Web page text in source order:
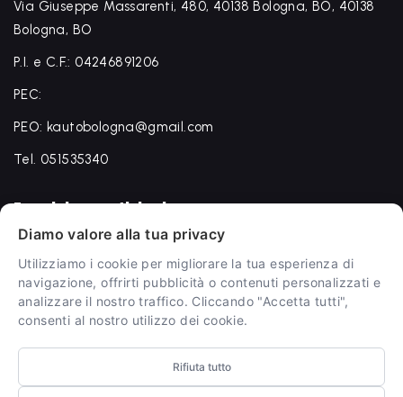
Via Giuseppe Massarenti, 480, 40138 Bologna, BO, 40138
Bologna, BO
P.I. e C.F.: 04246891206
PEC:
PEO: kautobologna@gmail.com
Tel. 051535340
Termini e condizioni
Privacy Policy
Cookie Policy
Diamo valore alla tua privacy
Utilizziamo i cookie per migliorare la tua esperienza di
navigazione, offrirti pubblicità o contenuti personalizzati e
analizzare il nostro traffico. Cliccando "Accetta tutti",
consenti al nostro utilizzo dei cookie.
Rifiuta tutto